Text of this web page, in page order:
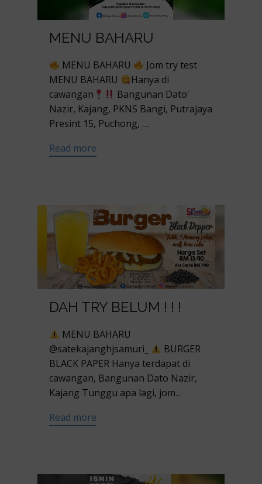
MENU BAHARU
MENU BAHARU
Jom try test
MENU BAHARU
Hanya di
cawangan
Bangunan Dato'
Nazir, Kajang, PKNS Bangi, Putrajaya
Presint 15, Puchong, …
Read more
DAH TRY BELUM ! ! !
MENU BAHARU
@satekajanghjsamuri_
BURGER
BLACK PAPER Hanya terdapat di
cawangan, Bangunan Dato Nazir,
Kajang Tunggu apa lagi, jom…
Read more